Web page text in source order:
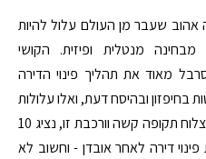
אהוב שעבר מן העולם עלול להיות
מנטלית ופיזית. הקושי
מאוד את תהליך פינוי הדירה
בחיפזון ובהיסח דעת, ואלו עלולות
להוביל לטעויות מצערות. על מנת לצלוח תקופה קשה וורכבת זו, נציג 10
דירה לאחר אובדן - וחשוב לא